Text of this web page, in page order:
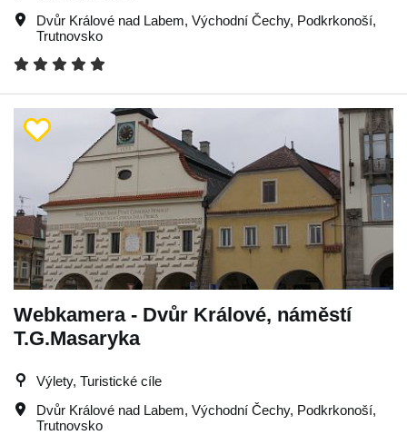
Dvůr Králové nad Labem, Východní Čechy, Podkrkonoší,
Trutnovsko
Webkamera - Dvůr Králové, náměstí
T.G.Masaryka
Výlety, Turistické cíle
Dvůr Králové nad Labem, Východní Čechy, Podkrkonoší,
Trutnovsko